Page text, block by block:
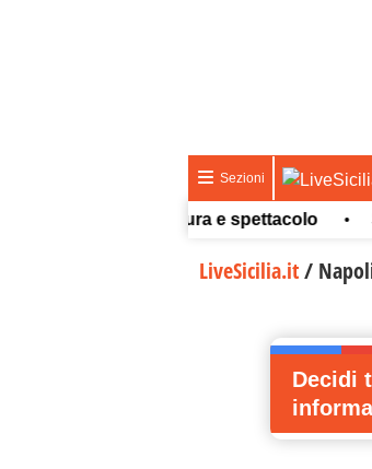
Sezioni
Cultura e spettacolo •
LiveSicilia.it/
Decidi